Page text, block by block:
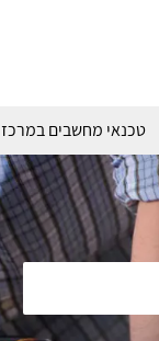
טכנאי מחשבים במרכז